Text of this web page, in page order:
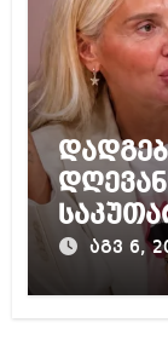
აგვ 6,